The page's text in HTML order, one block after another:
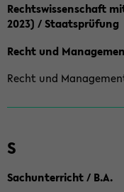
Rechtswissenschaft
2023) / Staatsprüfung
Recht und
Recht und
S
Sachunterricht / B.A.